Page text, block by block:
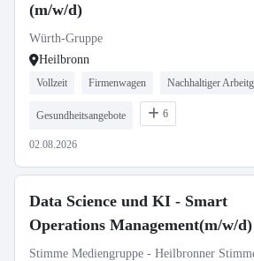
(m/w/d)
Würth-Gruppe
Heilbronn
Vollzeit Firmenwagen Nachhaltiger
Gesundheitsangebote 6
02.08.2026
Data Science und KI - Smart
Operations Management(m/w/d)
Stimme Mediengruppe - Heilbronner